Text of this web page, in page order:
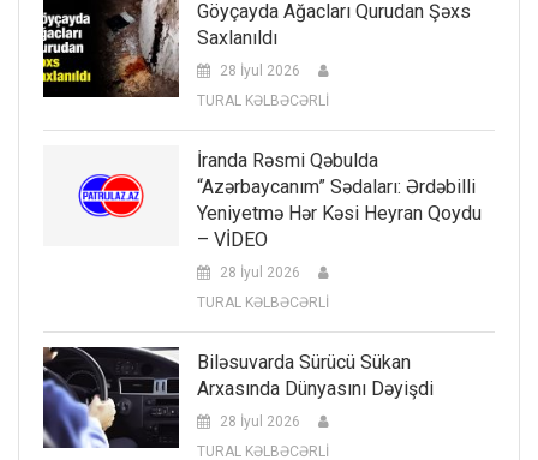
Göyçayda Ağacları Qurudan Şəxs
Saxlanıldı
28 İyul 2026
TURAL KƏLBƏCƏRLİ
İranda Rəsmi Qəbulda
“Azərbaycanım” Sədaları: Ərdəbilli
Yeniyetmə Hər Kəsi Heyran Qoydu
– VİDEO
28 İyul 2026
TURAL KƏLBƏCƏRLİ
Biləsuvarda Sürücü Sükan
Arxasında Dünyasını Dəyişdi
28 İyul 2026
TURAL KƏLBƏCƏRLİ